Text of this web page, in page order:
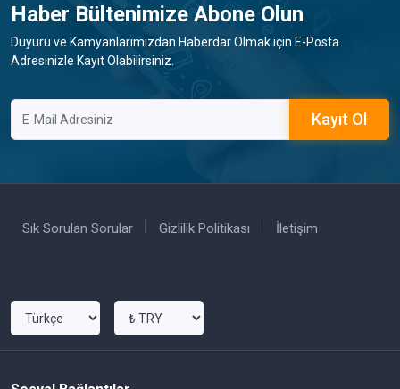
Haber Bültenimize Abone Olun
Duyuru ve Kamyanlarımızdan Haberdar Olmak için E-Posta
Adresinizle Kayıt Olabilirsiniz.
Kayıt Ol
Sık Sorulan Sorular Gizlilik Politikası İletişim